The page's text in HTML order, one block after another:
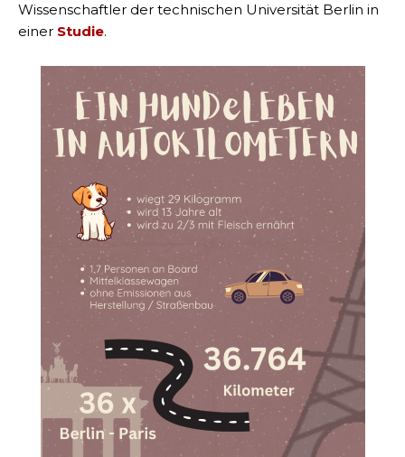
Wissenschaftler der technischen Universität Berlin in
einer Studie.